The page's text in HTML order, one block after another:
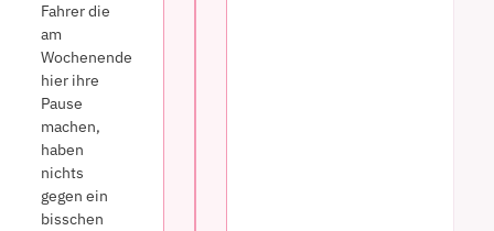
Fahrer die
am
Wochenende
hier ihre
Pause
machen,
haben
nichts
gegen ein
bisschen